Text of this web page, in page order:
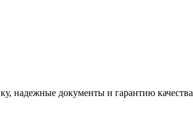
надежные документы и гарантию качества